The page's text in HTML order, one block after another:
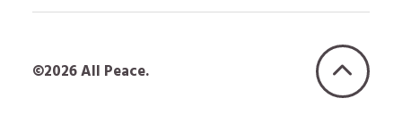
©2026 All Peace.